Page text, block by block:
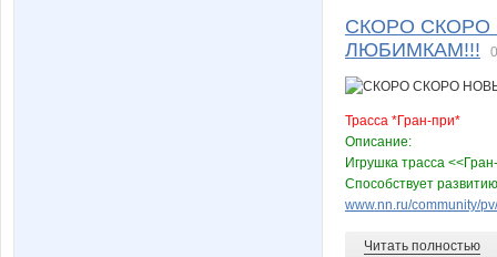
СКОРО
ЛЮБИМКАМ!!!
Трасса *Гран-при*
Описание:
Игрушка трасса
Способствует
www.nn.ru/community/
Читать полностью